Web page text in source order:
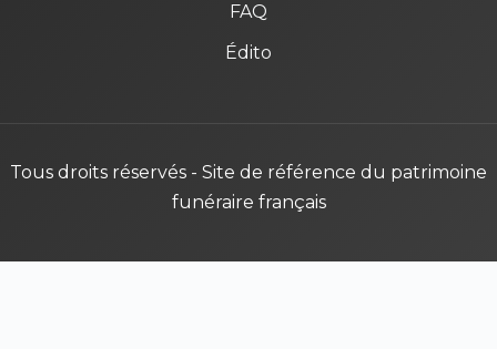
FAQ
Édito
Tous droits réservés - Site de référence du patrimoine
funéraire français